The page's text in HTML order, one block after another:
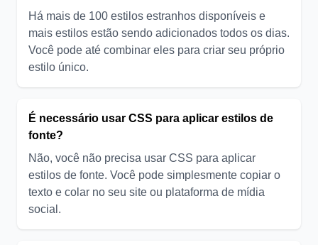
Há mais de 100 estilos estranhos disponíveis e
mais estilos estão sendo adicionados todos os dias.
Você pode até combinar eles para criar seu próprio
estilo único.
É necessário usar CSS para aplicar estilos de
fonte?
Não, você não precisa usar CSS para aplicar
estilos de fonte. Você pode simplesmente copiar o
texto e colar no seu site ou plataforma de mídia
social.